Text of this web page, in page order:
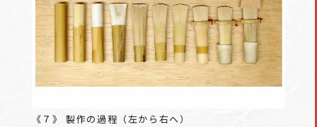
《７》 製作の過程（左から右へ）